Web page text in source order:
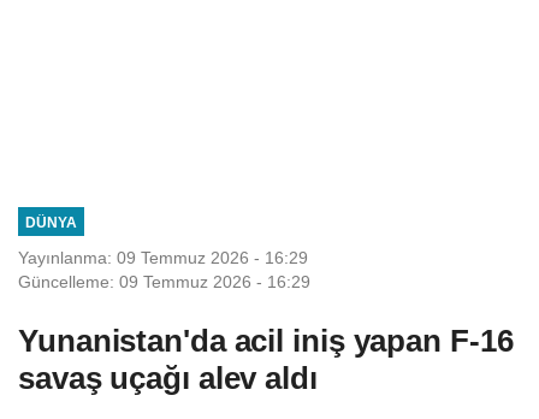
DÜNYA
Yayınlanma: 09 Temmuz 2026 - 16:29
Güncelleme: 09 Temmuz 2026 - 16:29
Yunanistan'da acil iniş yapan F-16
savaş uçağı alev aldı